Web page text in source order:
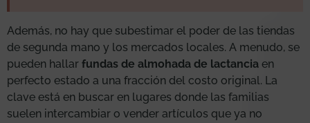
Además, no hay que subestimar el poder de las tiendas
de segunda mano y los mercados locales. A menudo, se
pueden hallar fundas de almohada de lactancia en
perfecto estado a una fracción del costo original. La
clave está en buscar en lugares donde las familias
suelen intercambiar o vender artículos que ya no